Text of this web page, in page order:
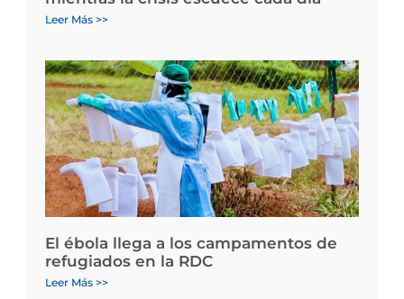
Leer Más >>
El ébola llega a los campamentos de
refugiados en la RDC
Leer Más >>